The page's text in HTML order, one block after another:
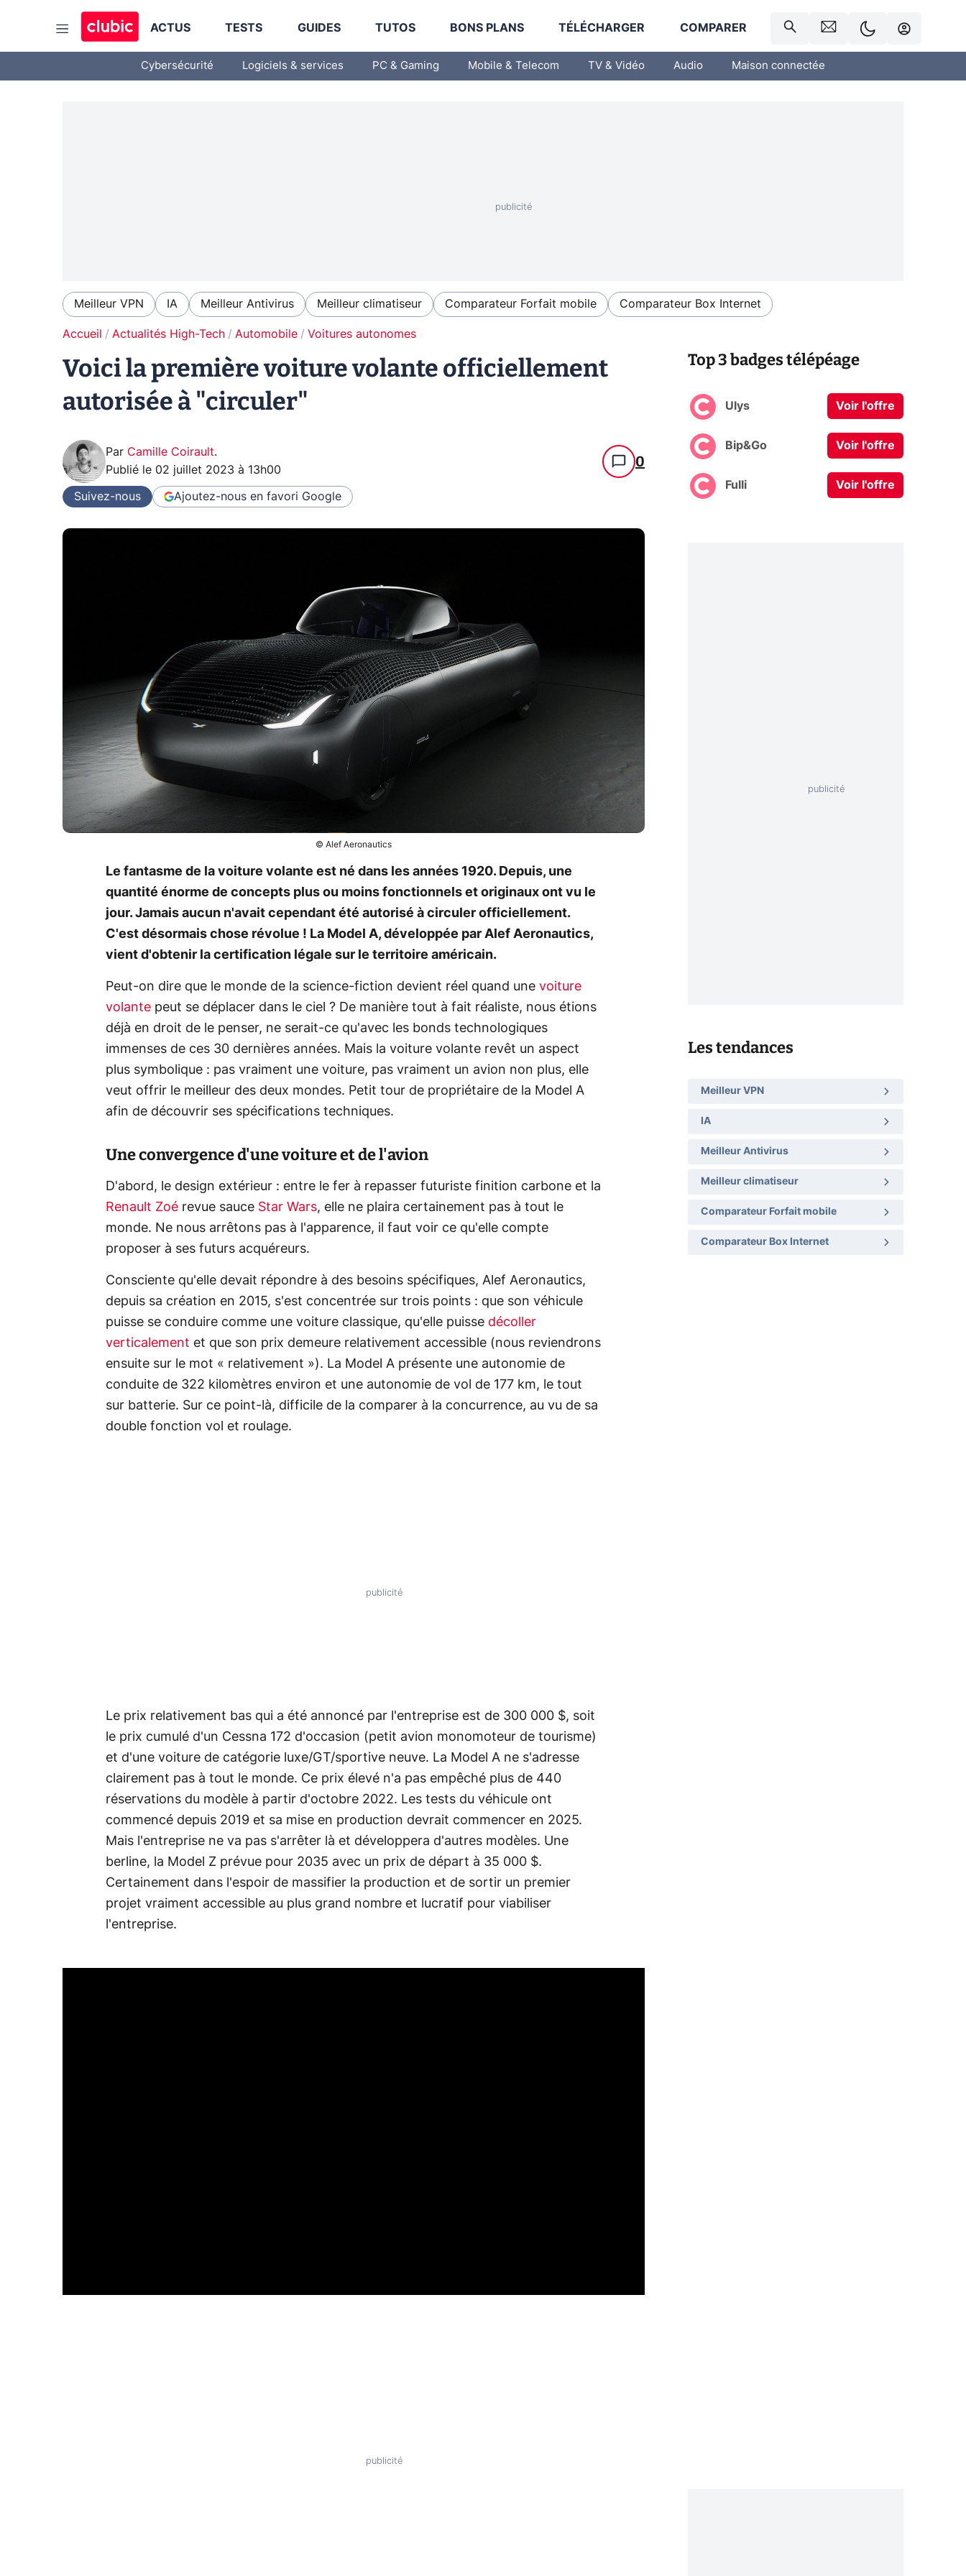
ACTUS TESTS GUIDES TUTOS BONS PLANS TÉLÉCHARGER COMPARER
Cybersécurité Logiciels & services PC & Gaming Mobile & Telecom TV & Vidéo Audio Maison connectée
Meilleur VPN IA Meilleur Antivirus Meilleur climatiseur Comparateur Forfait mobile Comparateur Box Internet
Accueil Actualités High-Tech Automobile Voitures autonomes
Voici la première voiture volante officiellement
autorisée à "circuler"
Par Camille Coirault.
Publié le 02 juillet 2023 à 13h00 0
Suivez-nous Ajoutez-nous en favori Google
© Alef Aeronautics
Le fantasme de la voiture volante est né dans les années 1920. Depuis, une
quantité énorme de concepts plus ou moins fonctionnels et originaux ont vu le
jour. Jamais aucun n'avait cependant été autorisé à circuler officiellement.
C'est désormais chose révolue ! La Model A, développée par Alef Aeronautics,
vient d'obtenir la certification légale sur le territoire américain.
Peut-on dire que le monde de la science-fiction devient réel quand une voiture
volante peut se déplacer dans le ciel ? De manière tout à fait réaliste, nous étions
déjà en droit de le penser, ne serait-ce qu'avec les bonds technologiques
immenses de ces 30 dernières années. Mais la voiture volante revêt un aspect
plus symbolique : pas vraiment une voiture, pas vraiment un avion non plus, elle
veut offrir le meilleur des deux mondes. Petit tour de propriétaire de la Model A
afin de découvrir ses spécifications techniques.
Une convergence d'une voiture et de l'avion
D'abord, le design extérieur : entre le fer à repasser futuriste finition carbone et la
Renault Zoé revue sauce Star Wars, elle ne plaira certainement pas à tout le
monde. Ne nous arrêtons pas à l'apparence, il faut voir ce qu'elle compte
proposer à ses futurs acquéreurs.
Consciente qu'elle devait répondre à des besoins spécifiques, Alef Aeronautics,
depuis sa création en 2015, s'est concentrée sur trois points : que son véhicule
puisse se conduire comme une voiture classique, qu'elle puisse décoller
verticalement et que son prix demeure relativement accessible (nous reviendrons
ensuite sur le mot « relativement »). La Model A présente une autonomie de
conduite de 322 kilomètres environ et une autonomie de vol de 177 km, le tout
sur batterie. Sur ce point-là, difficile de la comparer à la concurrence, au vu de sa
double fonction vol et roulage.
Le prix relativement bas qui a été annoncé par l'entreprise est de 300 000 $, soit
le prix cumulé d'un Cessna 172 d'occasion (petit avion monomoteur de tourisme)
et d'une voiture de catégorie luxe/GT/sportive neuve. La Model A ne s'adresse
clairement pas à tout le monde. Ce prix élevé n'a pas empêché plus de 440
réservations du modèle à partir d'octobre 2022. Les tests du véhicule ont
commencé depuis 2019 et sa mise en production devrait commencer en 2025.
Mais l'entreprise ne va pas s'arrêter là et développera d'autres modèles. Une
berline, la Model Z prévue pour 2035 avec un prix de départ à 35 000 $.
Certainement dans l'espoir de massifier la production et de sortir un premier
projet vraiment accessible au plus grand nombre et lucratif pour viabiliser
l'entreprise.
Top 3 badges télépéage
Ulys Voir l'offre
Bip&Go Voir l'offre
Fulli Voir l'offre
Les tendances
Meilleur VPN
IA
Meilleur Antivirus
Meilleur climatiseur
Comparateur Forfait mobile
Comparateur Box Internet